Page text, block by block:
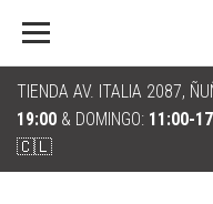
TIENDA AV. ITALIA 2087,
19:00 & DOMINGO: 11:00-
🇨🇱